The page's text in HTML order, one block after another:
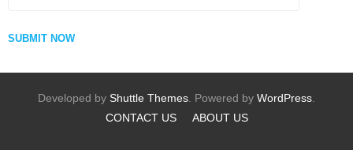
Developed by Shuttle Themes . Powered by WordPress
CONTACT US
ABOUT US